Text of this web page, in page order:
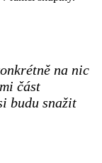
na nic
část
budu snažit